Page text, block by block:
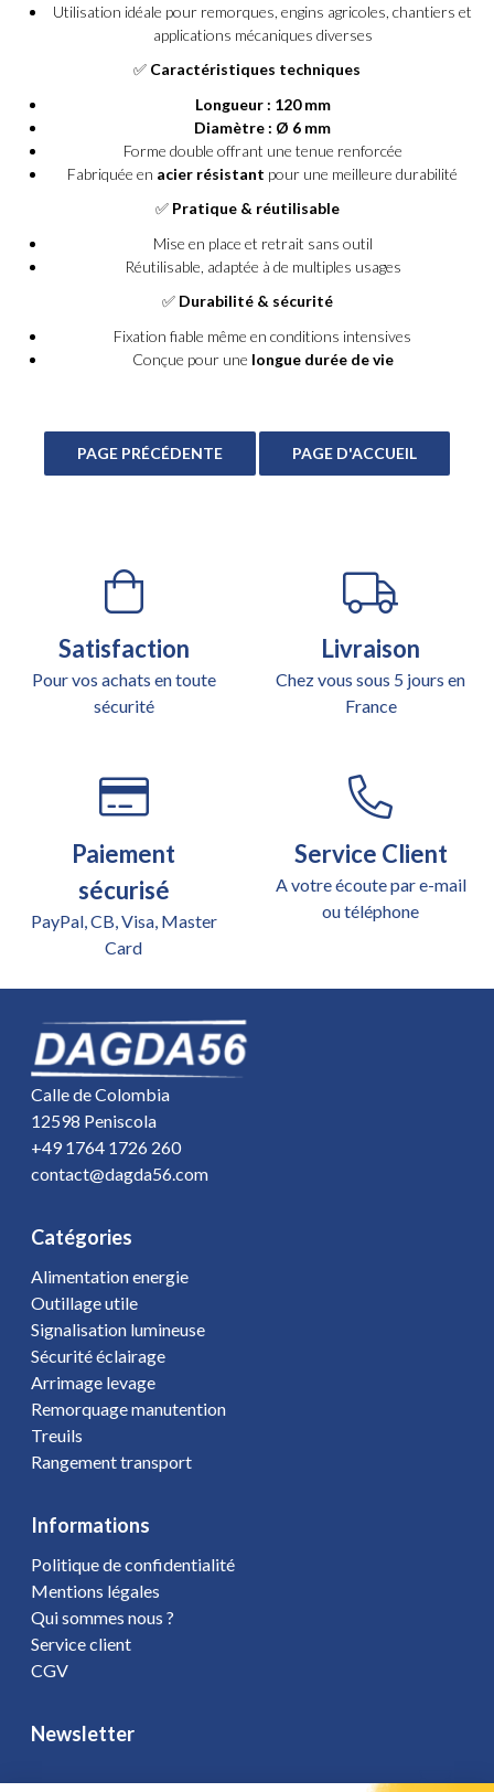
Utilisation idéale pour remorques, engins agricoles, chantiers et
applications mécaniques diverses
✅ Caractéristiques techniques
Longueur : 120 mm
Diamètre : Ø 6 mm
Forme double offrant une tenue renforcée
Fabriquée en acier résistant pour une meilleure durabilité
✅ Pratique & réutilisable
Mise en place et retrait sans outil
Réutilisable, adaptée à de multiples usages
✅ Durabilité & sécurité
Fixation fiable même en conditions intensives
Conçue pour une longue durée de vie
Satisfaction
Pour vos achats en toute
sécurité
Livraison
Chez vous sous 5 jours en
France
Paiement
sécurisé
PayPal, CB, Visa, Master
Card
Service Client
A votre écoute par e-mail
ou téléphone
Calle de Colombia
12598 Peniscola
+49 1764 1726 260
contact@dagda56.com
Catégories
Alimentation energie
Outillage utile
Signalisation lumineuse
Sécurité éclairage
Arrimage levage
Remorquage manutention
Treuils
Rangement transport
Informations
Politique de confidentialité
Mentions légales
Qui sommes nous ?
Service client
CGV
Newsletter